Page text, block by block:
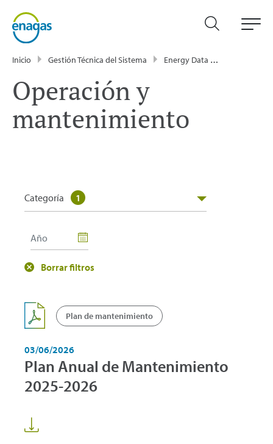
Inicio Gestión Técnica del Sistema Energy Data
Operación y
mantenimiento
Categoría 1
Borrar filtros
Plan de mantenimiento
03/06/2026
Plan Anual de Mantenimiento
2025-2026